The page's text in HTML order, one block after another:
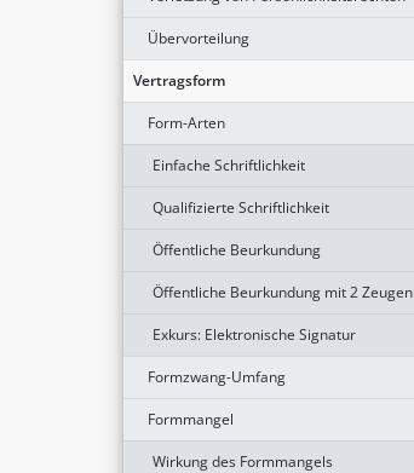
Übervorteilung
Vertragsform
Form-Arten
Einfache Schriftlichkeit
Qualifizierte Schriftlichkeit
Öffentliche Beurkundung
Öffentliche Beurkundung mit 2 Zeugen
Exkurs: Elektronische Signatur
Formzwang-Umfang
Formmangel
Wirkung des Formmangels